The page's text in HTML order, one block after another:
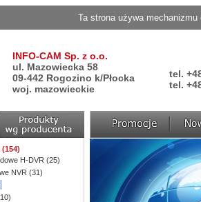
Ta strona używa
INFO-CAM Sp. z o.o.
ul. Mazowiecka 58
09-442 Rogozino k/Płocka
woj. mazowieckie
tel.
tel.
H-DVR (25)
NVR (31)